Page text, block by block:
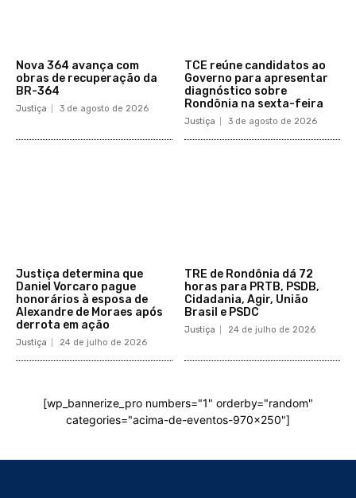
​Nova 364 avança com
obras de recuperação da
BR-364​
Justiça 3 de agosto de 2026
TCE reúne candidatos ao
Governo para apresentar
diagnóstico sobre
Rondônia na sexta-feira
Justiça 3 de agosto de 2026
Justiça determina que
Daniel Vorcaro pague
honorários à esposa de
Alexandre de Moraes após
derrota em ação
Justiça 24 de julho de 2026
TRE de Rondônia dá 72
horas para PRTB, PSDB,
Cidadania, Agir, União
Brasil e PSDC
Justiça 24 de julho de 2026
[wp_bannerize_pro numbers="1" orderby="random"
categories="acima-de-eventos-970x250"]